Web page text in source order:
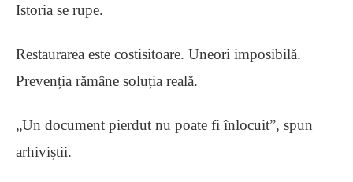
Istoria se rupe.
Restaurarea este costisitoare. Uneori imposibilă.
Prevenția rămâne soluția reală.
„Un document pierdut nu poate fi înlocuit”, spun
arhiviștii.